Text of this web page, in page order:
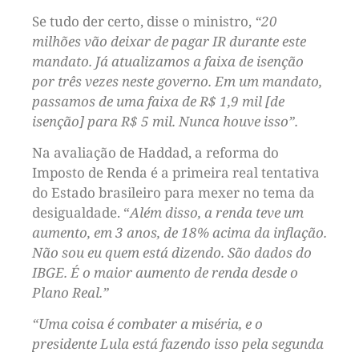
Se tudo der certo, disse o ministro, “20
milhões vão deixar de pagar IR durante este
mandato. Já atualizamos a faixa de isenção
por três vezes neste governo. Em um mandato,
passamos de uma faixa de R$ 1,9 mil [de
isenção] para R$ 5 mil. Nunca houve isso”.
Na avaliação de Haddad, a reforma do
Imposto de Renda é a primeira real tentativa
do Estado brasileiro para mexer no tema da
desigualdade. “Além disso, a renda teve um
aumento, em 3 anos, de 18% acima da inflação.
Não sou eu quem está dizendo. São dados do
IBGE. É o maior aumento de renda desde o
Plano Real.”
“Uma coisa é combater a miséria, e o
presidente Lula está fazendo isso pela segunda